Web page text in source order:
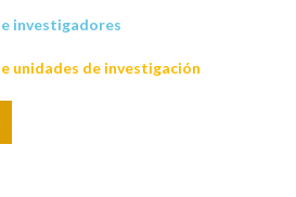
investigadores
unidades de investigación